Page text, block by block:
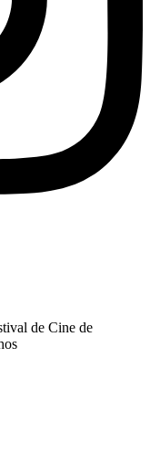
de Cine de